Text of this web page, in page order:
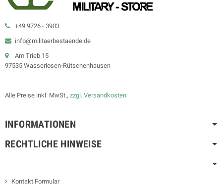
+49 9726 - 3903
info@militaerbestaende.de
Am Trieb 15
97535 Wasserlosen-Rütschenhausen
Alle Preise inkl. MwSt., zzgl. Versandkosten
INFORMATIONEN
RECHTLICHE HINWEISE
Kontakt Formular